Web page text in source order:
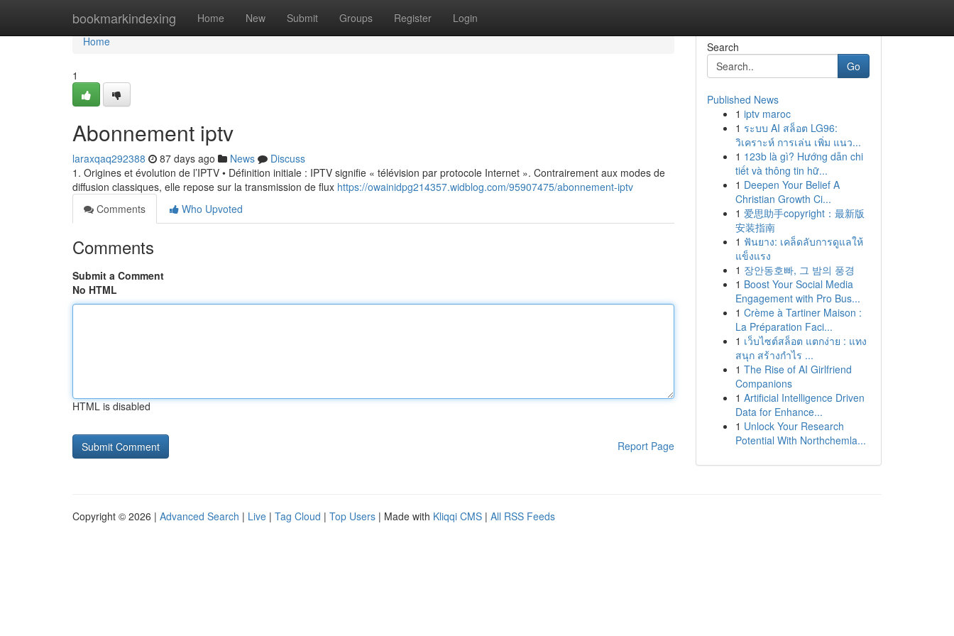
bookmarkindexing Home New Submit Groups Register Login
Home
Home
1
Abonnement iptv
laraxqaq292388 87 days ago News
Discuss
1. Origines et évolution de l’IPTV • Définition initiale : IPTV signifie « télévision par protocole Internet ». Contrairement aux modes de
diffusion classiques, elle repose sur la transmission de flux https://owainidpg214357.widblog.com/95907475/abonnement-iptv
Comments
Who Upvoted
Comments
Submit a Comment
No HTML
HTML is disabled
Report Page
Search
Go
Published News
1 iptv maroc
1 ระบบ AI สล็อต LG96:
วิเคราะห์ การเล่น เพิ่ม แนว...
1 123b là gì? Hướng dẫn chi
tiết và thông tin hữ...
1 Deepen Your Belief A
Christian Growth Ci...
1 爱思助手copyright：最新版
安装指南
1 ฟันยาง: เคล็ดลับการดูแลให้
แข็งแรง
1 장안동호빠, 그 밤의 풍경
1 Boost Your Social Media
Engagement with Pro Bus...
1 Crème à Tartiner Maison :
La Préparation Faci...
1 เว็บไซต์สล็อต แตกง่าย : แทง
สนุก สร้างกำไร ...
1 The Rise of AI Girlfriend
Companions
1 Artificial Intelligence Driven
Data for Enhance...
1 Unlock Your Research
Potential With Northchemla...
Copyright © 2026 | Advanced Search | Live | Tag Cloud | Top Users | Made with Kliqqi CMS | All RSS Feeds